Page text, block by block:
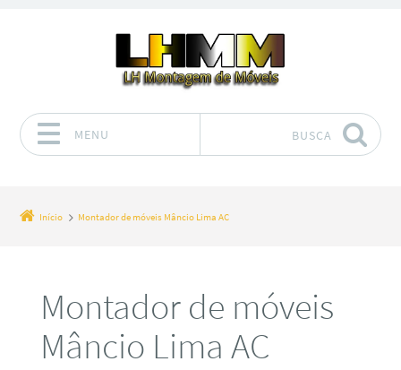
MENU BUSCA
Início Montador de móveis Mâncio Lima AC
Montador de móveis
Mâncio Lima AC